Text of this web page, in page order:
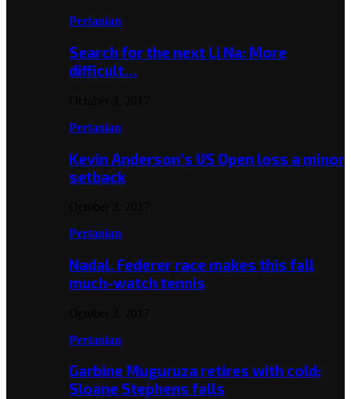
Pertanian
Search for the next Li Na: More
difficult…
Pertanian
Kevin Anderson’s US Open loss a minor
setback
Pertanian
Nadal, Federer race makes this fall
much-watch tennis
Pertanian
Garbine Muguruza retires with cold;
Sloane Stephens falls